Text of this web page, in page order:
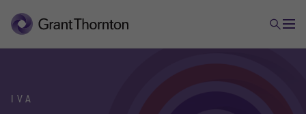
IVA